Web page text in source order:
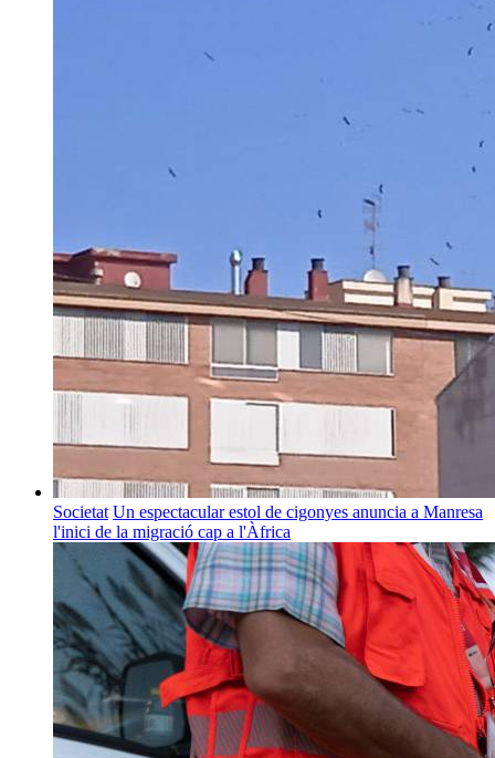
Societat Un espectacular estol de cigonyes anuncia a Manresa
l'inici de la migració cap a l'Àfrica